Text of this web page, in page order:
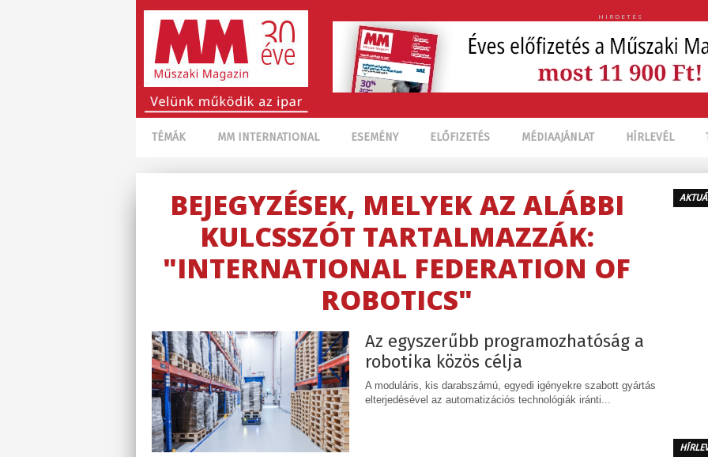
HIRDETÉS
TÉMÁK MM INTERNATIONAL ESEMÉNY ELŐFIZETÉS MÉDIAAJÁNLAT HÍRLEVÉL
BEJEGYZÉSEK, MELYEK AZ ALÁBBI
KULCSSZÓT TARTALMAZZÁK:
"INTERNATIONAL FEDERATION OF
ROBOTICS"
Az egyszerűbb programozhatóság a
robotika közös célja
A moduláris, kis darabszámú, egyedi igényekre szabott gyártás
elterjedésével az automatizációs technológiák iránti...